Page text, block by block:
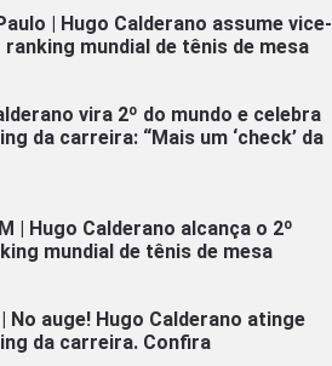
| Hugo Calderano assume vice-
ranking mundial de tênis de mesa
vira 2º do mundo e celebra
da carreira: “Mais um ‘check’ da
| Hugo Calderano alcança o 2º
mundial de tênis de mesa
No auge! Hugo Calderano atinge
da carreira. Confira